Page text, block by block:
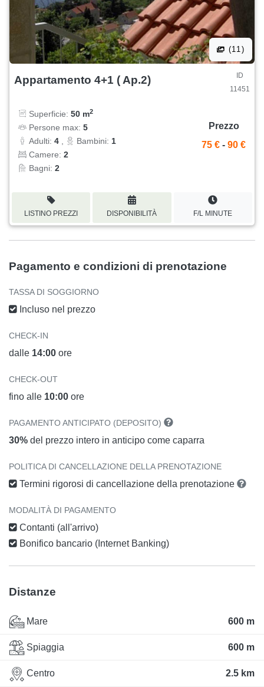
(11)
Appartamento 4+1 ( Ap.2)
ID
11451
Superficie: 50 m2
Persone max: 5
Adulti: 4 , Bambini: 1
Camere: 2
Bagni: 2
Prezzo
75 € - 90 €
LISTINO PREZZI DISPONIBILITÀ F/L MINUTE
Pagamento e condizioni di prenotazione
TASSA DI SOGGIORNO
Incluso nel prezzo
CHECK-IN
dalle 14:00 ore
CHECK-OUT
fino alle 10:00 ore
PAGAMENTO ANTICIPATO (DEPOSITO)
30% del prezzo intero in anticipo come caparra
POLITICA DI CANCELLAZIONE DELLA PRENOTAZIONE
Termini rigorosi di cancellazione della prenotazione
MODALITÀ DI PAGAMENTO
Contanti (all'arrivo)
Bonifico bancario (Internet Banking)
Distanze
Mare 600 m
Spiaggia 600 m
Centro 2.5 km